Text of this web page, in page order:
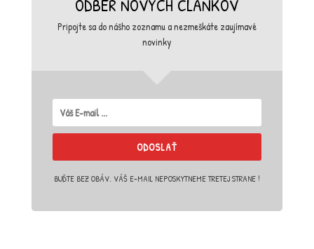
ODBER NOVÝCH ČLÁNKOV
Pripojte sa do nášho zoznamu a nezmeškáte zaujímavé
novinky
ODOSLAŤ
BUĎTE BEZ OBÁV. VÁŠ E-MAIL NEPOSKYTNEME TRETEJ STRANE !